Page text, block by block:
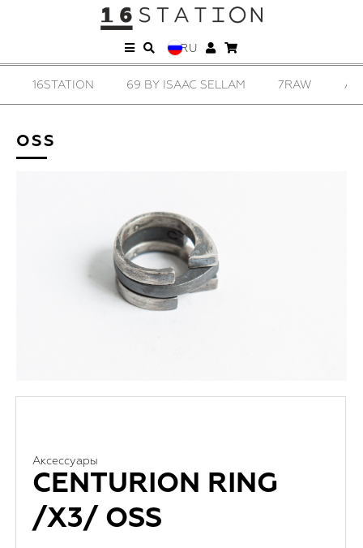
RU
16STATION 69 BY ISAAC SELLAM 7RAW
OSS
Аксессуары
CENTURION RING
/X3/ OSS